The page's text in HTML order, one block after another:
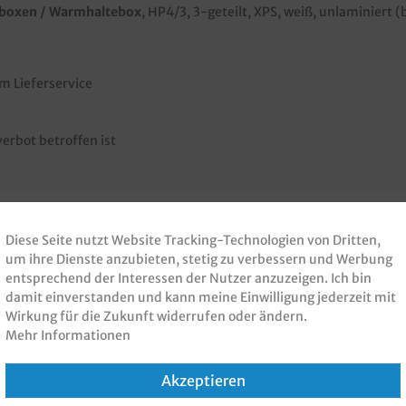
/ Warmhaltebox , HP4/3, 3-geteilt, XPS, weiß,
Lieferservice
betroffen ist
GEKAUFT
Diese Seite nutzt Website Tracking-Technologien von Dritten,
um ihre Dienste anzubieten, stetig zu verbessern und Werbung
entsprechend der Interessen der Nutzer anzuzeigen. Ich bin
damit einverstanden und kann meine Einwilligung jederzeit mit
Wirkung für die Zukunft widerrufen oder ändern.
Mehr Informationen
Akzeptieren